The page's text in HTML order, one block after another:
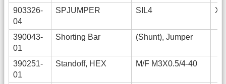
903326-
04
SPJUMPER SIL4
390043-
01
Shorting Bar (Shunt), Jumper
390251-
01
Standoff, HEX M/F M3X0.5/4-40